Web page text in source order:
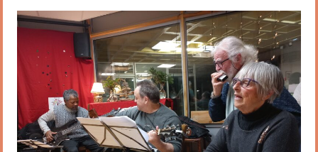
Agenda de la semaine (nouvel onglet)
Mentions légales
Flux RSS articles
Flux RSS événements
Rapports et documents